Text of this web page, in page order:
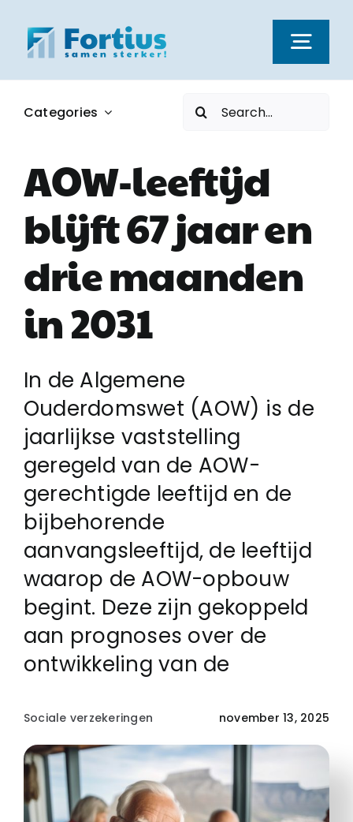
naar
inhoud
Kernwaarden
Dienstverlening
Nieuws
Vacatures
Over ons
Login
Klachtenregeling
Contact
Categories
Zoeken
naar:
AOW-leeftijd
blijft 67 jaar en
drie maanden
in 2031
In de Algemene
Ouderdomswet (AOW) is de
jaarlijkse vaststelling
geregeld van de AOW-
gerechtigde leeftijd en de
bijbehorende
aanvangsleeftijd, de leeftijd
waarop de AOW-opbouw
begint. Deze zijn gekoppeld
aan prognoses over de
ontwikkeling van de
Sociale verzekeringen november 13, 2025